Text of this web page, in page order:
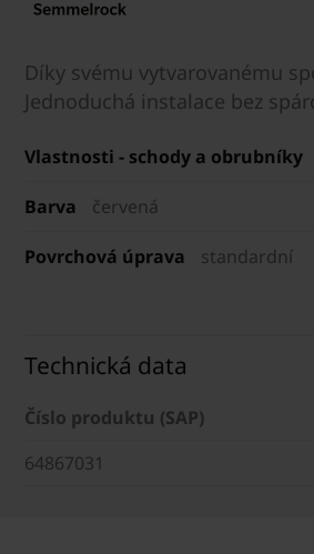
Díky svému vytvarovanému
Jednoduchá instalace bez
Vlastnosti - schody a obrubníky
Barva červená
Povrchová úprava standardní
Technická data
Číslo produktu (SAP)
64867031